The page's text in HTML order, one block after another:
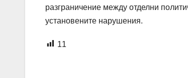
разграничение между отделни
установените нарушения.
11